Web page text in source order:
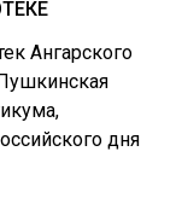
Ангарского
дня